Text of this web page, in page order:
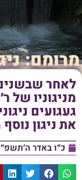
מרומם:
לאחר
מניגוניו
געגועים
את ניגון
כ״ו באדר